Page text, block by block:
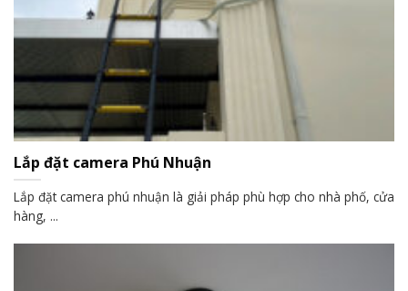
Lắp đặt camera Phú Nhuận
Lắp đặt camera phú nhuận là giải pháp phù hợp cho nhà phố, cửa
hàng, ...